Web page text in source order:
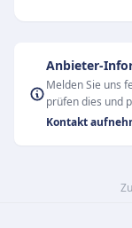
Anbieter-
Melden Sie uns
prüfen dies und
Kontakt